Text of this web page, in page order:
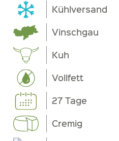
Kühlversand
Vinschgau
Kuh
Vollfett
27 Tage
Cremig